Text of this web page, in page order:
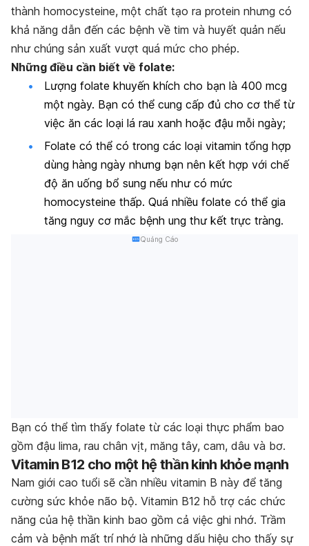
thành homocysteine, một chất tạo ra protein nhưng có
khả năng dẫn đến các bệnh về tim và huyết quản nếu
như chúng sản xuất vượt quá mức cho phép.
Những điều cần biết về folate:
Lượng folate khuyến khích cho bạn là 400 mcg
một ngày. Bạn có thể cung cấp đủ cho cơ thể từ
việc ăn các loại lá rau xanh hoặc đậu mỗi ngày;
Folate có thể có trong các loại vitamin tổng hợp
dùng hàng ngày nhưng bạn nên kết hợp với chế
độ ăn uống bổ sung nếu như có mức
homocysteine thấp. Quá nhiều folate có thể gia
tăng nguy cơ mắc bệnh ung thư kết trực tràng.
Quảng Cáo
Bạn có thể tìm thấy folate từ các loại thực phẩm bao
gồm đậu lima, rau chân vịt, măng tây, cam, dâu và bơ.
Vitamin B12 cho một hệ thần kinh khỏe mạnh
Nam giới cao tuổi sẽ cần nhiều vitamin B này để tăng
cường sức khỏe não bộ. Vitamin B12 hỗ trợ các chức
năng của hệ thần kinh bao gồm cả việc ghi nhớ. Trầm
cảm và bệnh mất trí nhớ là những dấu hiệu cho thấy sự